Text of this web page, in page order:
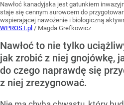
Nawłoć kanadyjska jest gatunkiem
staje się cennym surowcem do
wspierającej nawożenie i biologiczną
WPROST.pl / Magda Grefkowicz
Nawłoć to nie tylko
jak zrobić z niej gnojówkę,
do czego naprawdę się
z niej zrezygnować.